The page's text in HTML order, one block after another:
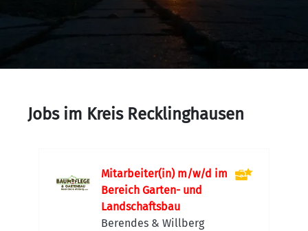
Jobs im Kreis Recklinghausen
Mitarbeiter(in) m/w/d im
Bereich Garten- und
Landschaftsbau
Berendes & Willberg